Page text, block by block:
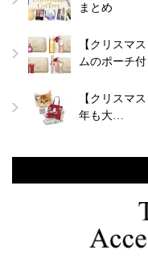
まとめ
【クリスマ
ムのポーチ
【クリスマ
年も大…